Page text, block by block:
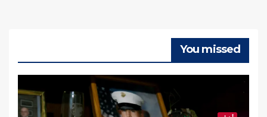
You missed